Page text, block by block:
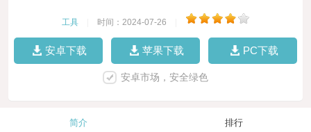
工具 时间：2024-07-26
安卓下载 苹果下载 PC下载
安卓市场，安全绿色
简介 排行